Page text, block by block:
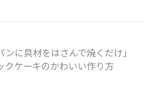
ンに具材をはさんで焼くだけ」
クケーキのかわいい作り方